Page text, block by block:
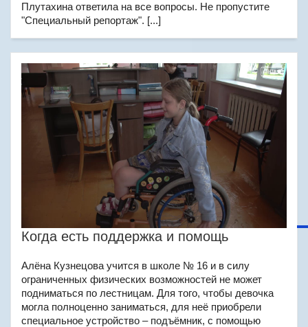
Плутахина ответила на все вопросы. Не пропустите
"Специальный репортаж". [...]
Когда есть поддержка и помощь
Алёна Кузнецова учится в школе № 16 и в силу
ограниченных физических возможностей не может
подниматься по лестницам. Для того, чтобы девочка
могла полноценно заниматься, для неё приобрели
специальное устройство – подъёмник, с помощью